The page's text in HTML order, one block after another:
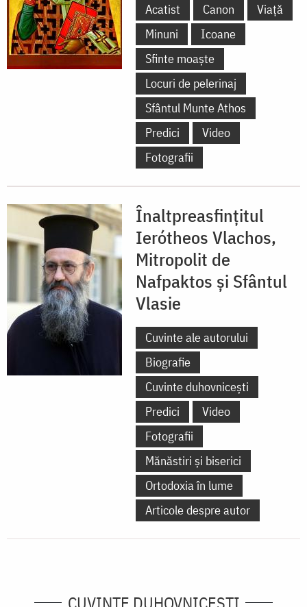
Acatist Canon
Viață
Minuni
Icoane
Sfinte moaște
Locuri de pelerinaj
Sfântul Munte Athos
Predici
Video
Fotografii
Înaltpreasfințitul
Ierótheos Vlachos,
Mitropolit de
Nafpaktos și Sfântul
Vlasie
Cuvinte ale autorului
Biografie
Cuvinte duhovnicești
Predici
Video
Fotografii
Mănăstiri și biserici
Ortodoxia în lume
Articole despre autor